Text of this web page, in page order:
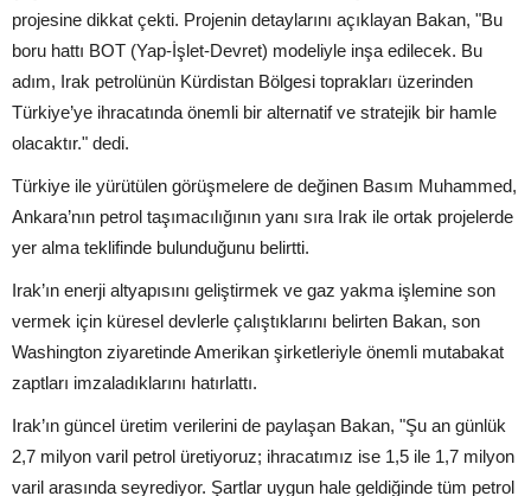
projesine dikkat çekti. Projenin detaylarını açıklayan Bakan, "Bu
boru hattı BOT (Yap-İşlet-Devret) modeliyle inşa edilecek. Bu
adım, Irak petrolünün Kürdistan Bölgesi toprakları üzerinden
Türkiye’ye ihracatında önemli bir alternatif ve stratejik bir hamle
olacaktır." dedi.
Türkiye ile yürütülen görüşmelere de değinen Basım Muhammed,
Ankara’nın petrol taşımacılığının yanı sıra Irak ile ortak projelerde
yer alma teklifinde bulunduğunu belirtti.
Irak’ın enerji altyapısını geliştirmek ve gaz yakma işlemine son
vermek için küresel devlerle çalıştıklarını belirten Bakan, son
Washington ziyaretinde Amerikan şirketleriyle önemli mutabakat
zaptları imzaladıklarını hatırlattı.
Irak’ın güncel üretim verilerini de paylaşan Bakan, "Şu an günlük
2,7 milyon varil petrol üretiyoruz; ihracatımız ise 1,5 ile 1,7 milyon
varil arasında seyrediyor. Şartlar uygun hale geldiğinde tüm petrol